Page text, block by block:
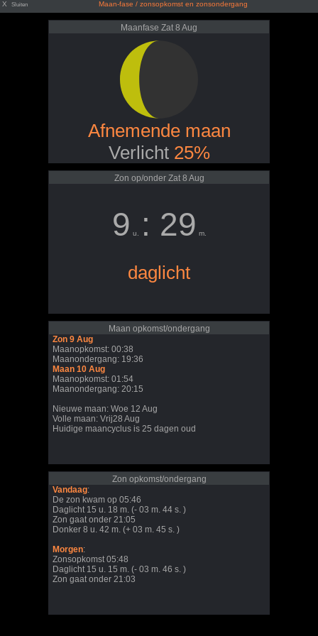
X Sluiten Maan-fase / zonsopkomst en zonsondergang
Maanfase Zat 8 Aug
Afnemende maan
Verlicht 25%
Zon op/onder Zat 8 Aug
9 u. : 29 m.
daglicht
Maan opkomst/ondergang
Zon 9 Aug
Maanopkomst: 00:38
Maanondergang: 19:36
Maan 10 Aug
Maanopkomst: 01:54
Maanondergang: 20:15
Nieuwe maan: Woe 12 Aug
Volle maan: Vrij28 Aug
Huidige maancyclus is 25 dagen oud
Zon opkomst/ondergang
Vandaag:
De zon kwam op 05:46
Daglicht 15 u. 18 m. (- 03 m. 44 s. )
Zon gaat onder 21:05
Donker 8 u. 42 m. (+ 03 m. 45 s. )
Morgen:
Zonsopkomst 05:48
Daglicht 15 u. 15 m. (- 03 m. 46 s. )
Zon gaat onder 21:03